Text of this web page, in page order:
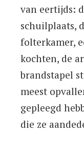
van eertijds:
schuilplaats,
folterkamer,
kochten, de
brandstapel
meest
gepleegd
die ze